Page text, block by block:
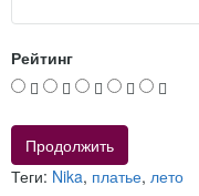
Рейтинг
Продолжить
Теги: Nika, платье, лето